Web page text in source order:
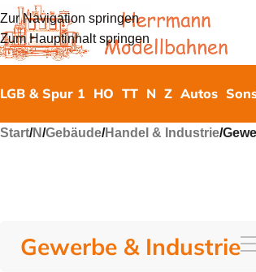
Zur Navigation springen
Zum Hauptinhalt springen
LGB & Spur 1 HO TT N Z Autos
Start/N/Gebäude/Handel & Industrie/
Gewerbe & Industrie